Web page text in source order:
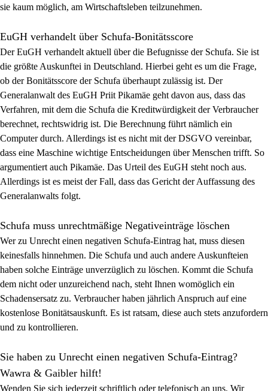
sie kaum möglich, am Wirtschaftsleben teilzunehmen.
EuGH verhandelt über Schufa-Bonitätsscore
Der EuGH verhandelt aktuell über die Befugnisse der Schufa. Sie ist
die größte Auskunftei in Deutschland. Hierbei geht es um die Frage,
ob der Bonitätsscore der Schufa überhaupt zulässig ist. Der
Generalanwalt des EuGH Priit Pikamäe geht davon aus, dass das
Verfahren, mit dem die Schufa die Kreditwürdigkeit der Verbraucher
berechnet, rechtswidrig ist. Die Berechnung führt nämlich ein
Computer durch. Allerdings ist es nicht mit der DSGVO vereinbar,
dass eine Maschine wichtige Entscheidungen über Menschen trifft. So
argumentiert auch Pikamäe. Das Urteil des EuGH steht noch aus.
Allerdings ist es meist der Fall, dass das Gericht der Auffassung des
Generalanwalts folgt.
Schufa muss unrechtmäßige Negativeinträge löschen
Wer zu Unrecht einen negativen Schufa-Eintrag hat, muss diesen
keinesfalls hinnehmen. Die Schufa und auch andere Auskunfteien
haben solche Einträge unverzüglich zu löschen. Kommt die Schufa
dem nicht oder unzureichend nach, steht Ihnen womöglich ein
Schadensersatz zu. Verbraucher haben jährlich Anspruch auf eine
kostenlose Bonitätsauskunft. Es ist ratsam, diese auch stets anzufordern
und zu kontrollieren.
Sie haben zu Unrecht einen negativen Schufa-Eintrag?
Wawra & Gaibler hilft!
Wenden Sie sich jederzeit schriftlich oder telefonisch an uns. Wir